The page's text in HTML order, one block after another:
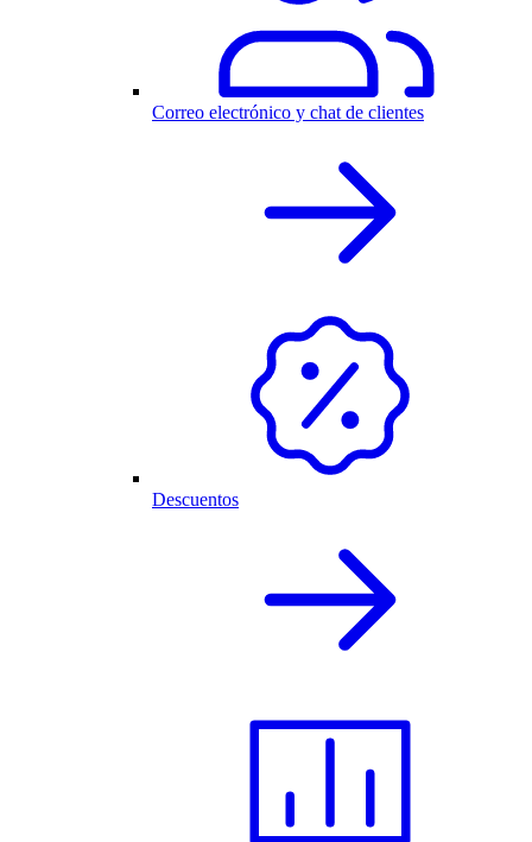
Correo electrónico y chat de clientes
Descuentos